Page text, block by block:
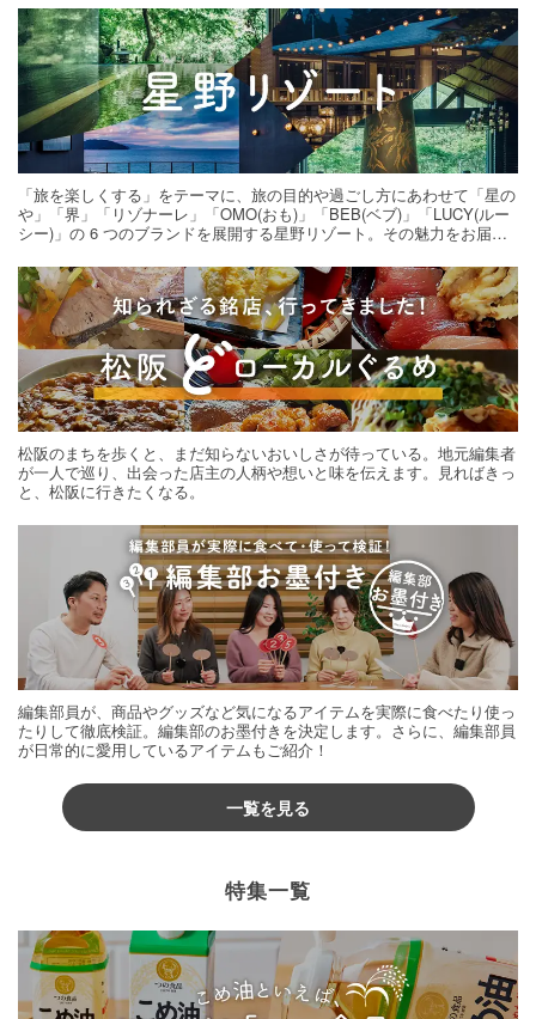
「旅を楽しくする」をテーマに、旅の目的や過ごし方にあわせて「星の
や」「界」「リゾナーレ」「OMO(おも)」「BEB(ベブ)」「LUCY(ルー
シー)」の 6 つのブランドを展開する星野リゾート。その魅力をお届け
松阪のまちを歩くと、まだ知らないおいしさが待っている。地元編集者
が一人で巡り、出会った店主の人柄や想いと味を伝えます。見ればきっ
と、松阪に行きたくなる。
編集部員が、商品やグッズなど気になるアイテムを実際に食べたり使っ
たりして徹底検証。編集部のお墨付きを決定します。さらに、編集部員
が日常的に愛用しているアイテムもご紹介！
一覧を見る
特集一覧